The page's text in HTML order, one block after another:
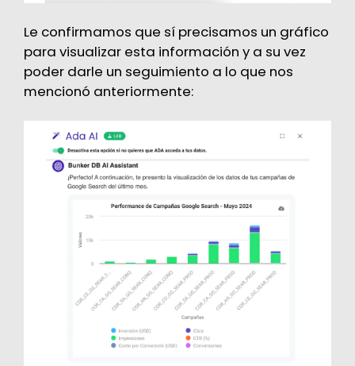
Le confirmamos que sí precisamos un gráfico
para visualizar esta información y a su vez
poder darle un seguimiento a lo que nos
mencionó anteriormente: